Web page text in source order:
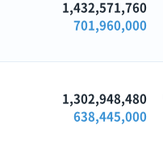
1,432,571,760
701,960,000
1,302,948,480
638,445,000